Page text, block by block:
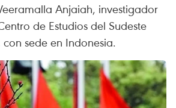
Anjaiah, investigador
de Estudios del Sudeste
con sede en Indonesia.